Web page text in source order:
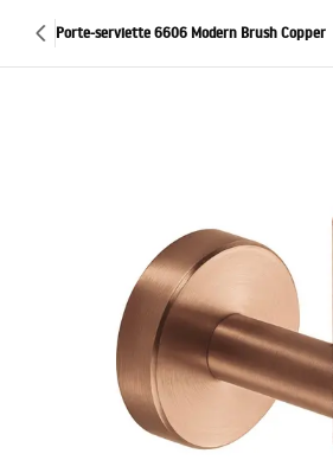
Porte-serviette 6606 Modern Brush Copper